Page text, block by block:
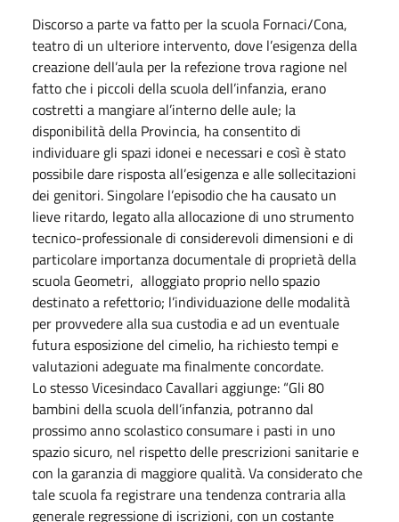
Discorso a parte va fatto per la scuola Fornaci/Cona,
teatro di un ulteriore intervento, dove l’esigenza della
creazione dell’aula per la refezione trova ragione nel
fatto che i piccoli della scuola dell’infanzia, erano
costretti a mangiare al’interno delle aule; la
disponibilità della Provincia, ha consentito di
individuare gli spazi idonei e necessari e così è stato
possibile dare risposta all’esigenza e alle sollecitazioni
dei genitori. Singolare l’episodio che ha causato un
lieve ritardo, legato alla allocazione di uno strumento
tecnico-professionale di considerevoli dimensioni e di
particolare importanza documentale di proprietà della
scuola Geometri, alloggiato proprio nello spazio
destinato a refettorio; l’individuazione delle modalità
per provvedere alla sua custodia e ad un eventuale
futura esposizione del cimelio, ha richiesto tempi e
valutazioni adeguate ma finalmente concordate.
Lo stesso Vicesindaco Cavallari aggiunge: “Gli 80
bambini della scuola dell’infanzia, potranno dal
prossimo anno scolastico consumare i pasti in uno
spazio sicuro, nel rispetto delle prescrizioni sanitarie e
con la garanzia di maggiore qualità. Va considerato che
tale scuola fa registrare una tendenza contraria alla
generale regressione di iscrizioni, con un costante